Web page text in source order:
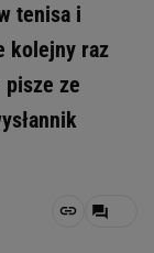
tenisa i
kolejny raz
ze